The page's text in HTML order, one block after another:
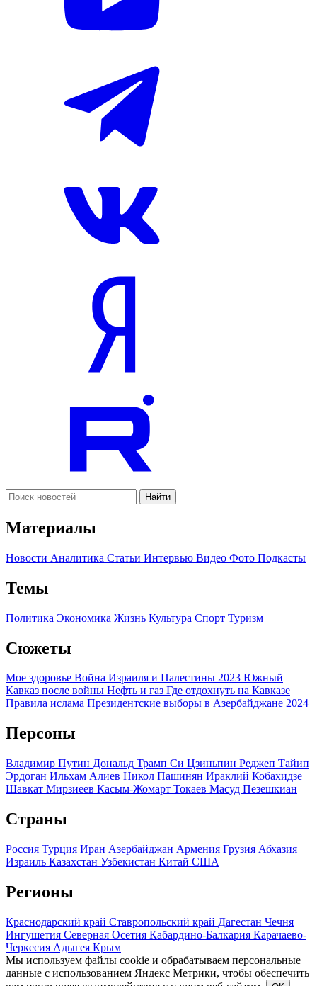
Найти
Материалы
Новости Аналитика Статьи Интервью Видео Фото Подкасты
Темы
Политика Экономика Жизнь Культура Спорт Туризм
Сюжеты
Мое здоровье Война Израиля и Палестины 2023 Южный
Кавказ после войны Нефть и газ Где отдохнуть на Кавказе
Правила ислама Президентские выборы в Азербайджане 2024
Персоны
Владимир Путин Дональд Трамп Си Цзиньпин Реджеп Тайип
Эрдоган Ильхам Алиев Никол Пашинян Ираклий Кобахидзе
Шавкат Мирзиеев Касым-Жомарт Токаев Масуд Пезешкиан
Страны
Россия Турция Иран Азербайджан Армения Грузия Абхазия
Израиль Казахстан Узбекистан Китай США
Регионы
Краснодарский край Ставропольский край Дагестан Чечня
Ингушетия Северная Осетия Кабардино-Балкария Карачаево-
Черкесия Адыгея Крым
Мы используем файлы cookie и обрабатываем персональные
данные с использованием Яндекс Метрики, чтобы обеспечить